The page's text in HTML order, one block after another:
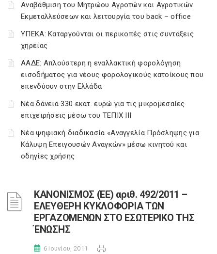
Αναβάθμιση του Μητρώου Αγροτών και Αγροτικών
Εκμεταλλεύσεων και λειτουργία του back – office
ΥΠΕΚΑ: Καταργούνται οι περικοπές στις συντάξεις
χηρείας
ΑΑΔΕ: Απλούστερη η εναλλακτική φορολόγηση
εισοδήματος για νέους φορολογικούς κατοίκους που
επενδύουν στην Ελλάδα
Νέα δάνεια 330 εκατ. ευρώ για τις μικρομεσαίες
επιχειρήσεις μέσω του ΤΕΠΙΧ ΙΙΙ
Νέα ψηφιακή διαδικασία «Αναγγελία Πρόσληψης για
Κάλυψη Επειγουσών Αναγκών» μέσω κινητού και
οδηγίες χρήσης
ΚΑΝΟΝΙΣΜΟΣ (ΕΕ) αριθ. 492/2011 –
ΕΛΕΥΘΕΡΗ ΚΥΚΛΟΦΟΡΙΑ ΤΩΝ
ΕΡΓΑΖΟΜΕΝΩΝ ΣΤΟ ΕΣΩΤΕΡΙΚΟ ΤΗΣ
ΈΝΩΣΗΣ
6 Ιουνίου, 2011